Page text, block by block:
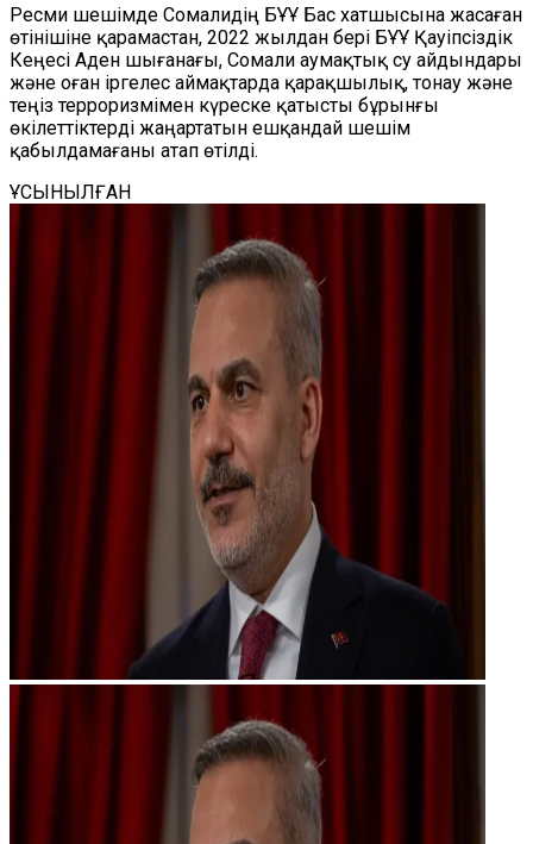
Ресми шешімде Сомалидің БҰҰ Бас хатшысына жасаған
өтінішіне қарамастан, 2022 жылдан бері БҰҰ Қауіпсіздік
Кеңесі Аден шығанағы, Сомали аумақтық су айдындары
және оған іргелес аймақтарда қарақшылық, тонау және
теңіз терроризмімен күреске қатысты бұрынғы
өкілеттіктерді жаңартатын ешқандай шешім
қабылдамағаны атап өтілді.
ҰСЫНЫЛҒАН